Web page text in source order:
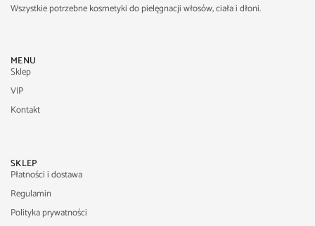
Wszystkie potrzebne kosmetyki do pielęgnacji włosów, ciała i dłoni.
MENU
Sklep
VIP
Kontakt
SKLEP
Płatności i dostawa
Regulamin
Polityka prywatności